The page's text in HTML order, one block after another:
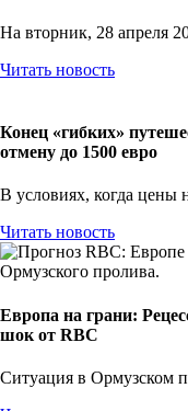
На вторник, 28 апреля
Читать новость
Конец «гибких»
отмену до 1500 евро
В условиях, когда цены
Читать новость
Европа на грани:
шок от RBC
Ситуация в Ормузском